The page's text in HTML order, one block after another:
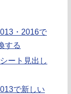
・2016で
する
ート見出し
で新しい